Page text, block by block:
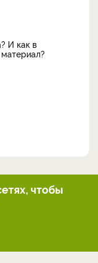
И как в
чтобы